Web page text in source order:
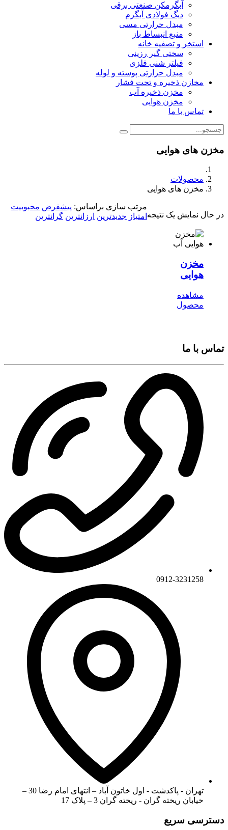
آبگرمکن صنعتی برقی
دیگ فولادی آبگرم
مبدل حرارتی مسی
منبع انبساط باز
استخر و تصفیه خانه
سختی گیر رزینی
فیلتر شنی فلزی
مبدل حرارتی پوسته و لوله
مخازن ذخیره و تحت فشار
مخزن ذخیره آب
مخزن هوایی
تماس با ما
مخزن های هوایی
محصولات
مخزن های هوایی
در حال نمایش یک نتیجه
مرتب سازی براساس: پیشفرض محبوبیت
امتیاز جدیدترین ارزانترین گرانترین
مخزن
هوایی
مشاهده
محصول
تماس با ما
0912-3231258
تهران - پاکدشت - اول خاتون آباد – انتهای امام رضا 30 –
خیابان ریخته گران - ریخته گران 3 – پلاک 17
دسترسی سریع